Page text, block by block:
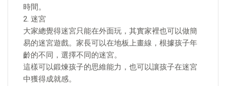
時間。
2. 迷宮
大家總覺得迷宮只能在外面玩，其實家裡也可以做簡
易的迷宮遊戲。家長可以在地板上畫線，根據孩子年
齡的不同，選擇不同的迷宮。
這樣可以鍛煉孩子的思維能力，也可以讓孩子在迷宮
中獲得成就感。